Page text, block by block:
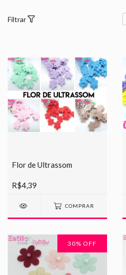
Filtrar
Flor de Ultrassom
R$4,39
COMPRAR
30% OFF